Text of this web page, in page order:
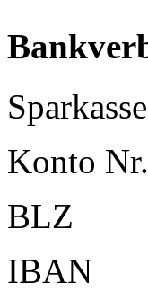
Konto
BLZ
IBAN